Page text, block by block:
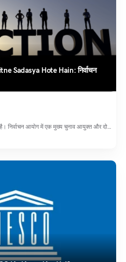
Sadasya Hote Hain: निर्वाचन
निर्वाचन आयोग में एक मुख्य चुनाव आयुक्त और दो…